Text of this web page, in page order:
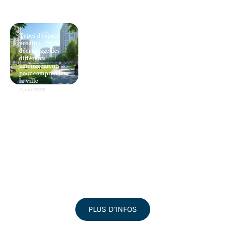
Types d’espace
urbain :
décryptage des
différents
aménagements
pour comprendre
la ville
2 juin 2026
PLUS D’INFOS